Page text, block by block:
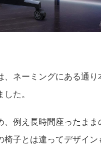
、ネーミングにある通り
た。
、例え長時間座ったま
椅子とは違ってデザイ